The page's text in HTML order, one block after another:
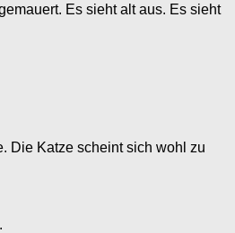
Es sieht alt aus. Es sieht
Die Katze scheint sich wohl zu